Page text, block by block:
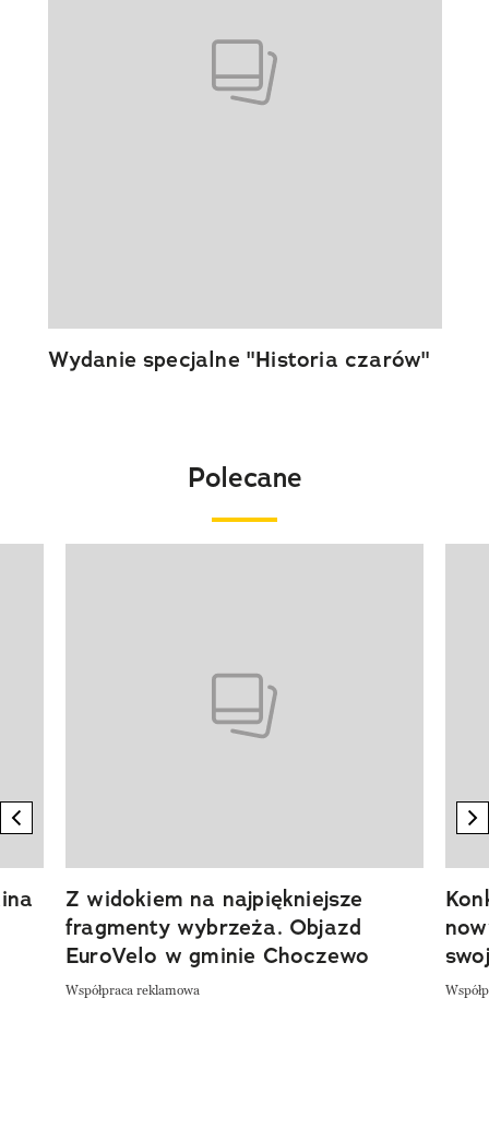
Wydanie specjalne "Historia czarów"
Polecane
previous element
Z widokiem na najpiękniejsze
fragmenty wybrzeża. Objazd
EuroVelo w gminie Choczewo
Współpraca reklamowa